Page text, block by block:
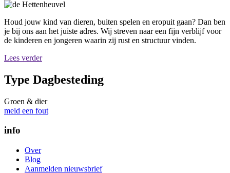
Houd jouw kind van dieren, buiten spelen en eropuit gaan? Dan ben
je bij ons aan het juiste adres. Wij streven naar een fijn verblijf voor
de kinderen en jongeren waarin zij rust en structuur vinden.
Lees verder
Type Dagbesteding
Groen & dier
meld een fout
info
Over
Blog
Aanmelden nieuwsbrief